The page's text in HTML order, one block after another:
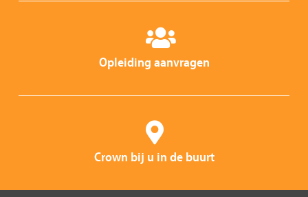
Opleiding aanvragen
Crown bij u in de buurt